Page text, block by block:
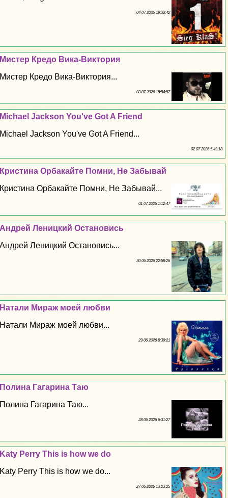
04 07 2026 19:33:42
Мистер Кредо Вика-Виктория
Мистер Кредо Вика-Виктория...
03 07 2026 15:54:57
Michael Jackson You've Got A Friend
Michael Jackson You've Got A Friend...
02 07 2026 5:49:18
Кристина Орбакайте Помни, Не Забывай
Кристина Орбакайте Помни, Не Забывай...
01 07 2026 1:12:47
Андрей Леницкий Остановись
Андрей Леницкий Остановись...
30 06 2026 22:58:26
Натали Мираж моей любви
Натали Мираж моей любви...
29 06 2026 8:39:21
Полина Гагарина Таю
Полина Гагарина Таю...
28 06 2026 6:31:27
Katy Perry This is how we do
Katy Perry This is how we do...
27 06 2026 13:23:25